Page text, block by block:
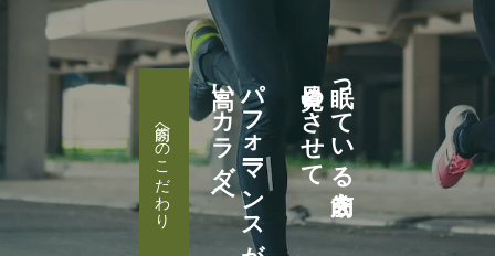
眠っている筋肉を
目覚めさせて
パフォーマンスが
高いカラダへ
筋肉へのこだわり